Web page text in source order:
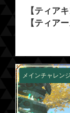
【ティア
【ティア
メインチャレンジ